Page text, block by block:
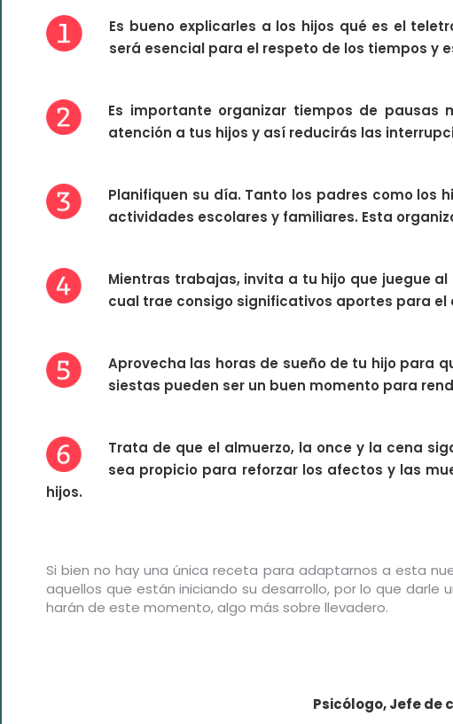
Es bueno explicarles a los hijos qué es el
será esencial para el respeto de los tiempos y
Es importante organizar tiempos de
atención a tus hijos y así reducirás las
Planifiquen su día. Tanto los padres como los
actividades escolares y familiares. Esta
Mientras trabajas, invita a tu hijo que juegue
cual trae consigo significativos aportes para el
Aprovecha las horas de sueño de tu hijo para
siestas pueden ser un buen momento para
Trata de que el almuerzo, la once y la cena
sea propicio para reforzar los afectos y las
hijos.
Si bien no hay una única receta para adaptarnos a esta
aquellos que están iniciando su desarrollo, por lo que
harán de este momento, algo más sobre llevadero.
Psicólogo, Jefe de